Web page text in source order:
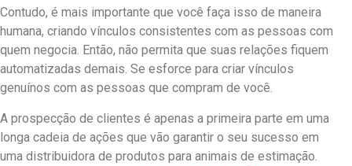
Contudo, é mais importante que você faça isso de maneira
humana, criando vínculos consistentes com as pessoas com
quem negocia. Então, não permita que suas relações fiquem
automatizadas demais. Se esforce para criar vínculos
genuínos com as pessoas que compram de você.
A prospecção de clientes é apenas a primeira parte em uma
longa cadeia de ações que vão garantir o seu sucesso em
uma distribuidora de produtos para animais de estimação.